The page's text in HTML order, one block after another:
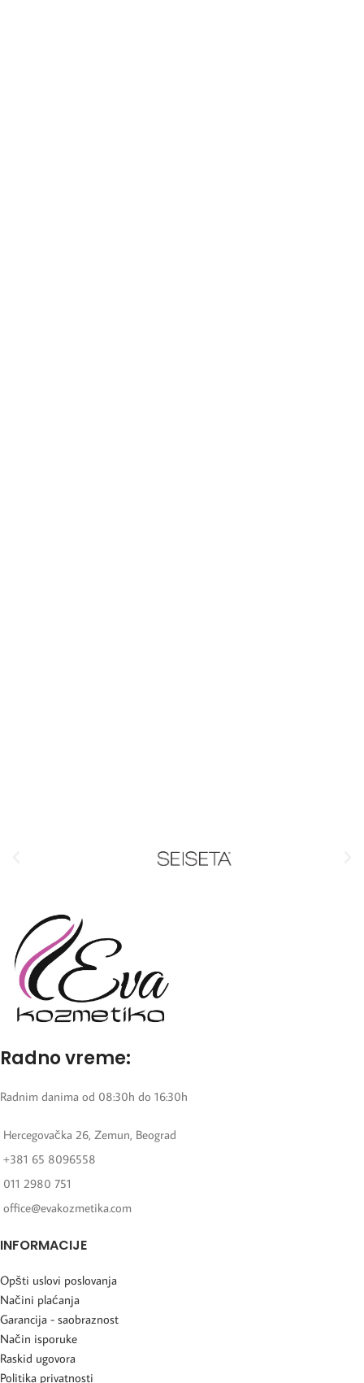
Radno vreme:
Radnim danima od 08:30h do 16:30h
Hercegovačka 26, Zemun, Beograd
+381 65 8096558
011 2980 751
office@evakozmetika.com
INFORMACIJE
Opšti uslovi poslovanja
Načini plaćanja
Garancija - saobraznost
Način isporuke
Raskid ugovora
Politika privatnosti